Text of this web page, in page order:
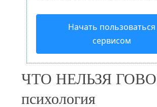
Начать пользоваться
сервисом
ЧТО НЕЛЬЗЯ
психология